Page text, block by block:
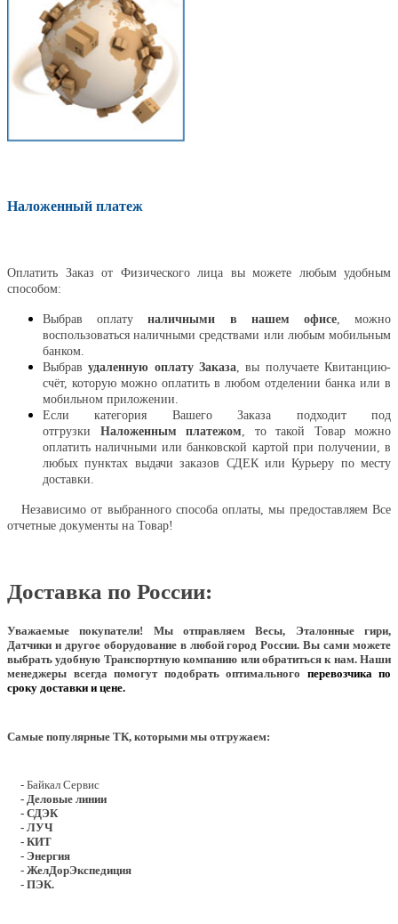
Наложенный платеж
Оплатить Заказ от Физического лица вы можете любым удобным
способом:
Выбрав оплатуналичными в нашем офисе, можно
воспользоваться наличными средствами или любым мобильным
банком.
Выбравудаленную оплату Заказа , вы получаете Квитанцию-
счёт, которую можно оплатить в любом отделении банка или в
мобильном приложении.
Если категория Вашего Заказа подходит под
отгрузки Наложенным платежом , то такой Товар можно
оплатить наличными или банковской картой при получении, в
любых пунктах выдачи заказов СДЕК или Курьеру по месту
доставки.
Независимо от выбранного способа оплаты, мы предоставляем Все
отчетные документы на Товар!
Доставка по России:
Уважаемые покупатели! Мы отправляем Весы, Эталонные гири,
Датчики и другое оборудование в любой город России. Вы сами можете
выбрать удобную Транспортную компанию или обратиться к нам. Наши
менеджеры всегда помогут подобрать оптимального перевозчика по
сроку доставки и цене.
Самые популярные ТК, которыми мы отгружаем:
- Байкал Сервис
- Деловые линии
- СДЭК
- ЛУЧ
- КИТ
- Энергия
- ЖелДорЭкспедиция
- ПЭК.